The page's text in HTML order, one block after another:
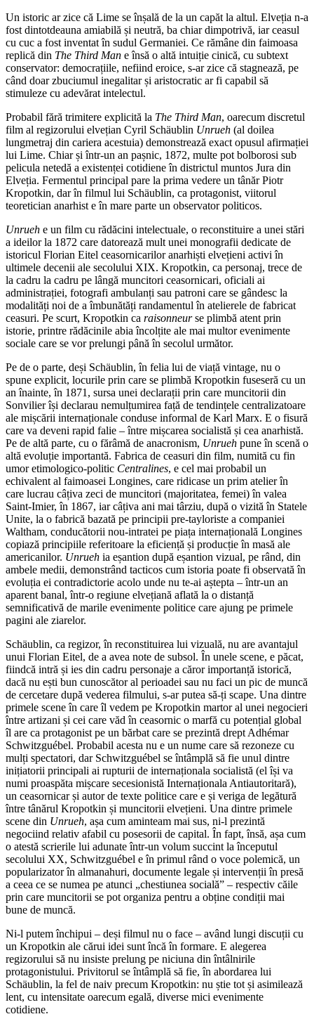
Un istoric ar zice că Lime se înșală de la un capăt la altul. Elveția n-a
fost dintotdeauna amiabilă și neutră, ba chiar dimpotrivă, iar ceasul
cu cuc a fost inventat în sudul Germaniei. Ce rămâne din faimoasa
replică din The Third Man e însă o altă intuiție cinică, cu subtext
conservator: democrațiile, nefiind eroice, s-ar zice că stagnează, pe
când doar zbuciumul inegalitar și aristocratic ar fi capabil să
stimuleze cu adevărat intelectul.
Probabil fără trimitere explicită la The Third Man, oarecum discretul
film al regizorului elvețian Cyril Schäublin Unrueh (al doilea
lungmetraj din cariera acestuia) demonstrează exact opusul afirmației
lui Lime. Chiar și într-un an pașnic, 1872, multe pot bolborosi sub
pelicula netedă a existenței cotidiene în districtul muntos Jura din
Elveția. Fermentul principal pare la prima vedere un tânăr Piotr
Kropotkin, dar în filmul lui Schäublin, ca protagonist, viitorul
teoretician anarhist e în mare parte un observator politicos.
Unrueh e un film cu rădăcini intelectuale, o reconstituire a unei stări
a ideilor la 1872 care datorează mult unei monografii dedicate de
istoricul Florian Eitel ceasornicarilor anarhiști elvețieni activi în
ultimele decenii ale secolului XIX. Kropotkin, ca personaj, trece de
la cadru la cadru pe lângă muncitori ceasornicari, oficiali ai
administrației, fotografi ambulanți sau patroni care se gândesc la
modalități noi de a îmbunătăți randamentul în atelierele de fabricat
ceasuri. Pe scurt, Kropotkin ca raisonneurse plimbă atent prin
istorie, printre rădăcinile abia încolțite ale mai multor evenimente
sociale care se vor prelungi până în secolul următor.
Pe de o parte, deși Schäublin, în felia lui de viață vintage, nu o
spune explicit, locurile prin care se plimbă Kropotkin fuseseră cu un
an înainte, în 1871, sursa unei declarații prin care muncitorii din
Sonvilier își declarau nemulțumirea față de tendințele centralizatoare
ale mișcării internaționale conduse informal de Karl Marx. E o fisură
care va deveni rapid falie – între mișcarea socialistă și cea anarhistă.
Pe de altă parte, cu o fărâmă de anacronism, Unrueh pune în scenă o
altă evoluție importantă. Fabrica de ceasuri din film, numită cu fin
umor etimologico-politic Centralines, e cel mai probabil un
echivalent al faimoasei Longines, care ridicase un prim atelier în
care lucrau câțiva zeci de muncitori (majoritatea, femei) în valea
Saint-Imier, în 1867, iar câțiva ani mai târziu, după o vizită în Statele
Unite, la o fabrică bazată pe principii pre-tayloriste a companiei
Waltham, conducătorii nou-intratei pe piața internațională Longines
copiază principiile referitoare la eficiență și producție în masă ale
americanilor. Unrueh ia eșantion după eșantion vizual, pe rând, din
ambele medii, demonstrând tacticos cum istoria poate fi observată în
evoluția ei contradictorie acolo unde nu te-ai aștepta – într-un an
aparent banal, într-o regiune elvețiană aflată la o distanță
semnificativă de marile evenimente politice care ajung pe primele
pagini ale ziarelor.
Schäublin, ca regizor, în reconstituirea lui vizuală, nu are avantajul
unui Florian Eitel, de a avea note de subsol. În unele scene, e păcat,
fiindcă intră și ies din cadru personaje a căror importanță istorică,
dacă nu ești bun cunoscător al perioadei sau nu faci un pic de muncă
de cercetare după vederea filmului, s-ar putea să-ți scape. Una dintre
primele scene în care îl vedem pe Kropotkin martor al unei negocieri
între artizani și cei care văd în ceasornic o marfă cu potențial global
îl are ca protagonist pe un bărbat care se prezintă drept Adhémar
Schwitzguébel. Probabil acesta nu e un nume care să rezoneze cu
mulți spectatori, dar Schwitzguébel se întâmplă să fie unul dintre
inițiatorii principali ai rupturii de internaționala socialistă (el își va
numi proaspăta mișcare secesionistă Internaționala Antiautoritară),
un ceasornicar și autor de texte politice care e și veriga de legătură
între tânărul Kropotkin și muncitorii elvețieni. Una dintre primele
scene din Unrueh, așa cum aminteam mai sus, ni-l prezintă
negociind relativ afabil cu posesorii de capital. În fapt, însă, așa cum
o atestă scrierile lui adunate într-un volum succint la începutul
secolului XX, Schwitzguébel e în primul rând o voce polemică, un
popularizator în almanahuri, documente legale și intervenții în presă
a ceea ce se numea pe atunci „chestiunea socială” – respectiv căile
prin care muncitorii se pot organiza pentru a obține condiții mai
bune de muncă.
Ni-l putem închipui – deși filmul nu o face – având lungi discuții cu
un Kropotkin ale cărui idei sunt încă în formare. E alegerea
regizorului să nu insiste prelung pe niciuna din întâlnirile
protagonistului. Privitorul se întâmplă să fie, în abordarea lui
Schäublin, la fel de naiv precum Kropotkin: nu știe tot și asimilează
lent, cu intensitate oarecum egală, diverse mici evenimente
cotidiene.